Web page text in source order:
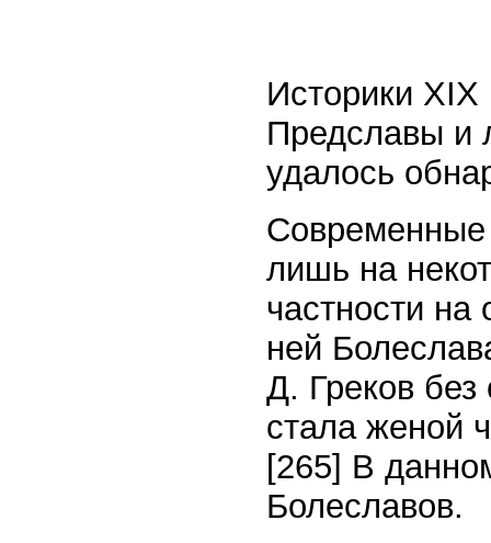
Историки
Предславы и
удалось
Современные
лишь на
частности на
ней
Д. Греков
стала женой
[265] В
Болеславов.